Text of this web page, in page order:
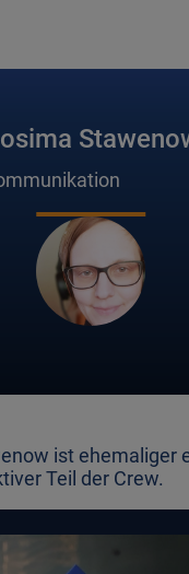
ist ehemaliger
Teil der Crew.